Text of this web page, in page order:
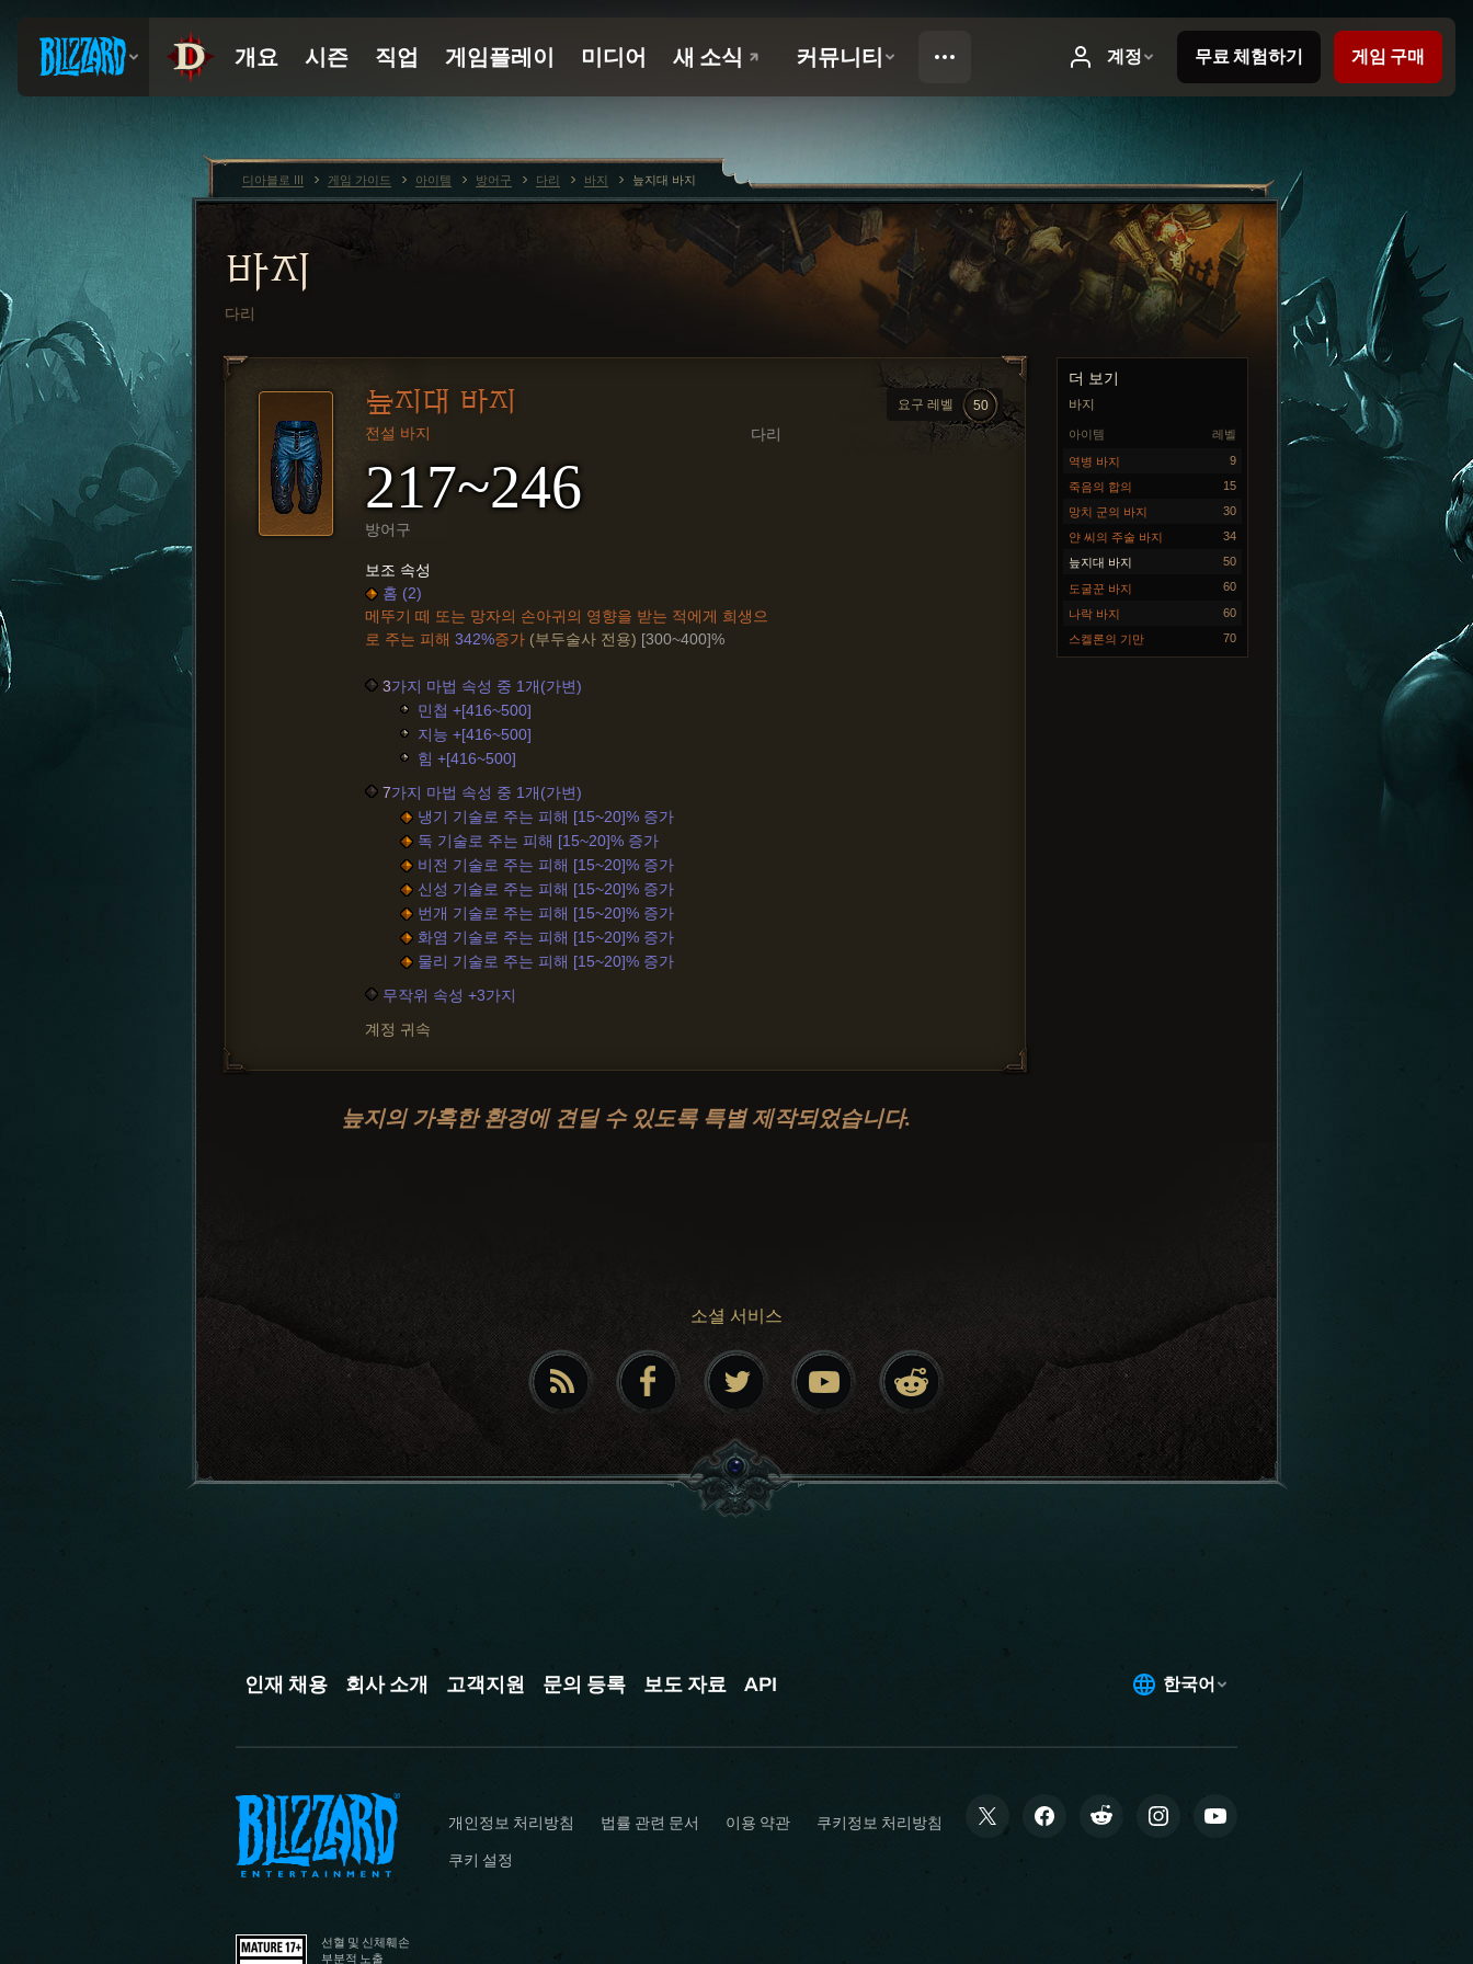
바지
다리
더 보기
바지
레벨
아이템
역병 바지 9
죽음의 합의 15
망치 군의 바지 30
얀 씨의 주술 바지 34
늪지대 바지 50
도굴꾼 바지 60
나락 바지 60
스켈론의 기만 70
요구 레벨 50
늪지대 바지
다리
전설 바지
217~246
방어구
보조 속성
홈 (2)
메뚜기 떼 또는 망자의 손아귀의 영향을 받는 적에게 희생으
로 주는 피해 342%증가 (부두술사 전용) [300~400]%
3가지 마법 속성 중 1개(가변)
민첩 +[416~500]
지능 +[416~500]
힘 +[416~500]
7가지 마법 속성 중 1개(가변)
냉기 기술로 주는 피해 [15~20]% 증가
독 기술로 주는 피해 [15~20]% 증가
비전 기술로 주는 피해 [15~20]% 증가
신성 기술로 주는 피해 [15~20]% 증가
번개 기술로 주는 피해 [15~20]% 증가
화염 기술로 주는 피해 [15~20]% 증가
물리 기술로 주는 피해 [15~20]% 증가
무작위 속성 +3가지
계정 귀속
늪지의 가혹한 환경에 견딜 수 있도록 특별 제작되었습니다.
소셜 서비스
디아블로 III 게임 가이드 아이템 방어구 다리 바지 늪지대 바지